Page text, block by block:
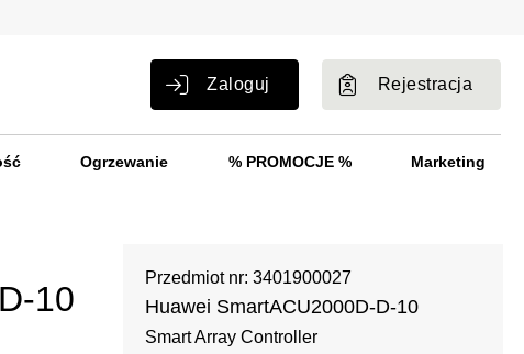
Zaloguj Rejestracja
Ogrzewanie % PROMOCJE % Marketing
10
Przedmiot nr: 3401900027
Huawei SmartACU2000D-D-10
Smart Array Controller